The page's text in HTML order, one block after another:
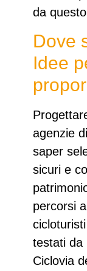
da
Dove
Idee
agenzie
saper
sicuri e
percorsi
testati da
Ciclovia